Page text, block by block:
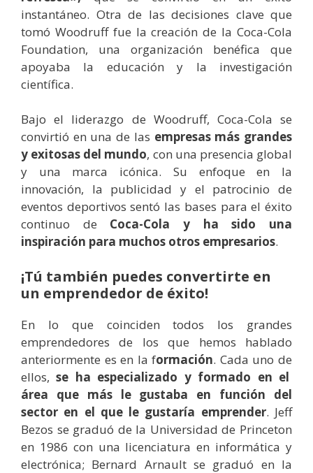
instantáneo. Otra de las decisiones clave que
tomó Woodruff fue la creación de la Coca-Cola
Foundation, una organización benéfica que
apoyaba la educación y la investigación
científica.
Bajo el liderazgo de Woodruff, Coca-Cola se
convirtió en una de las empresas más grandes
y exitosas del mundo, con una presencia global
y una marca icónica. Su enfoque en la
innovación, la publicidad y el patrocinio de
eventos deportivos sentó las bases para el éxito
continuo de Coca-Cola y ha sido una
inspiración para muchos otros empresarios.
¡Tú también puedes convertirte en
un emprendedor de éxito!
En lo que coinciden todos los grandes
emprendedores de los que hemos hablado
anteriormente es en la formación. Cada uno de
ellos,se ha especializado y formado en el
área que más le gustaba en función del
sector en el que le gustaría emprender. Jeff
Bezos se graduó de la Universidad de Princeton
en 1986 con una licenciatura en informática y
electrónica; Bernard Arnault se graduó en la